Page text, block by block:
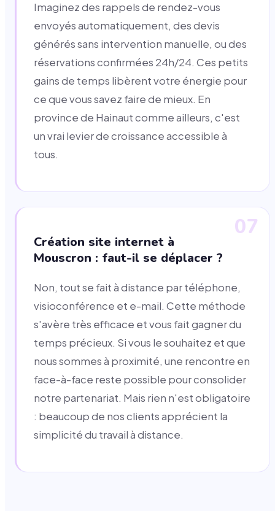
Imaginez des rappels de rendez-vous
envoyés automatiquement, des devis
générés sans intervention manuelle, ou des
réservations confirmées 24h/24. Ces petits
gains de temps libèrent votre énergie pour
ce que vous savez faire de mieux. En
province de Hainaut comme ailleurs, c'est
un vrai levier de croissance accessible à
tous.
07
Création site internet à
Mouscron : faut-il se déplacer ?
Non, tout se fait à distance par téléphone,
visioconférence et e-mail. Cette méthode
s'avère très efficace et vous fait gagner du
temps précieux. Si vous le souhaitez et que
nous sommes à proximité, une rencontre en
face-à-face reste possible pour consolider
notre partenariat. Mais rien n'est obligatoire
: beaucoup de nos clients apprécient la
simplicité du travail à distance.